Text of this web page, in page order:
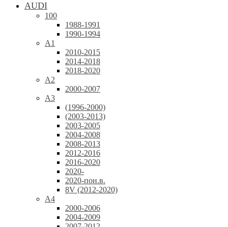
AUDI
100
1988-1991
1990-1994
A1
2010-2015
2014-2018
2018-2020
A2
2000-2007
A3
(1996-2000)
(2003-2013)
2003-2005
2004-2008
2008-2013
2012-2016
2016-2020
2020-
2020-пон.в.
8V (2012-2020)
A4
2000-2006
2004-2009